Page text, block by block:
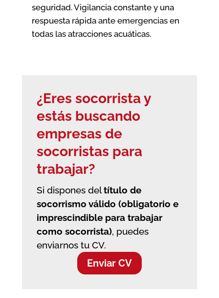
seguridad. Vigilancia constante y una
respuesta rápida ante emergencias en
todas las atracciones acuáticas.
¿Eres socorrista y
estás buscando
empresas de
socorristas para
trabajar?
Si dispones deltítulo de
socorrismo válido (obligatorio e
imprescindible para trabajar
como socorrista), puedes
enviarnos tu CV.
Enviar CV